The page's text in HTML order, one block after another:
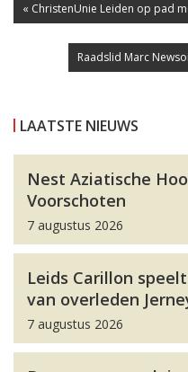
« ChristenUnie Leiden op pad
Raadslid Marc
LAATSTE NIEUWS
Nest Aziatische
Voorschoten
7 augustus 2026
Leids Carillon
van overleden
7 augustus 2026